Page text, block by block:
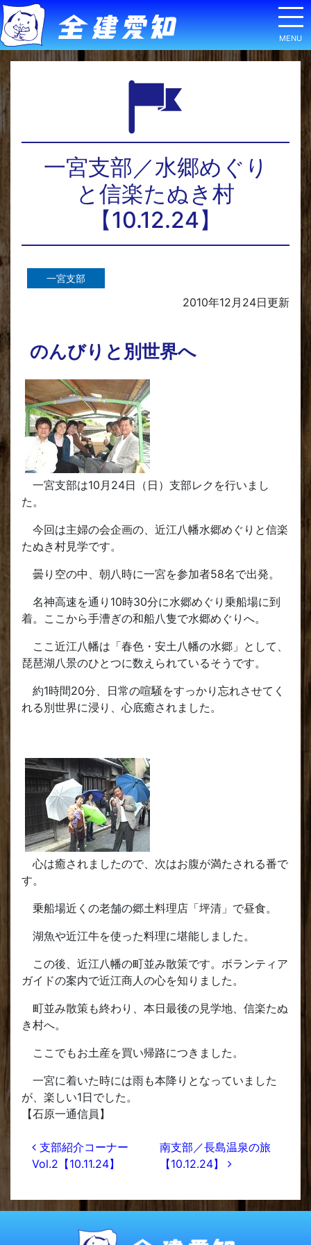
一宮支部／水郷めぐり
と信楽たぬき村
【10.12.24】
一宮支部
2010年12月24日更新
のんびりと別世界へ
一宮支部は10月24日（日）支部レクを行いまし
た。
今回は主婦の会企画の、近江八幡水郷めぐりと信楽
たぬき村見学です。
曇り空の中、朝八時に一宮を参加者58名で出発。
名神高速を通り10時30分に水郷めぐり乗船場に到
着。ここから手漕ぎの和船八隻で水郷めぐりへ。
ここ近江八幡は「春色・安土八幡の水郷」として、
琵琶湖八景のひとつに数えられているそうです。
約1時間20分、日常の喧騒をすっかり忘れさせてく
れる別世界に浸り、心底癒されました。
心は癒されましたので、次はお腹が満たされる番で
す。
乗船場近くの老舗の郷土料理店「坪清」で昼食。
湖魚や近江牛を使った料理に堪能しました。
この後、近江八幡の町並み散策です。ボランティア
ガイドの案内で近江商人の心を知りました。
町並み散策も終わり、本日最後の見学地、信楽たぬ
き村へ。
ここでもお土産を買い帰路につきました。
一宮に着いた時には雨も本降りとなっていました
が、楽しい1日でした。
【石原一通信員】
投稿ナビゲーション
支部紹介コーナー
Vol.2【10.11.24】
南支部／長島温泉の旅
【10.12.24】